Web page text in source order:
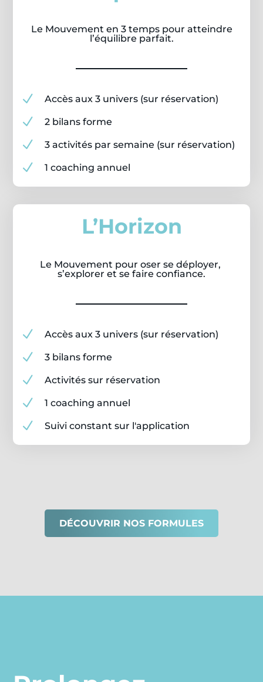
Le Mouvement en 3 temps pour atteindre
l’équilibre parfait.
N Accès aux 3 univers (sur réservation)
N 2 bilans forme
N 3 activités par semaine (sur réservation)
N 1 coaching annuel
L’Horizon
Le Mouvement pour oser se déployer,
s’explorer et se faire confiance.
N Accès aux 3 univers (sur réservation)
N 3 bilans forme
N Activités sur réservation
N 1 coaching annuel
N Suivi constant sur l'application
DÉCOUVRIR NOS FORMULES